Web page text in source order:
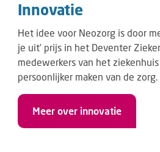
Innovatie
Het idee voor Neozorg is door
je uit’ prijs in het Deventer
medewerkers van het
persoonlijker maken van de zorg.
Meer over innovatie